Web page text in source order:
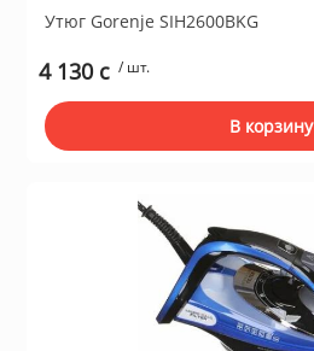
Утюг Gorenje SIH2600BKG
4 130 c / шт.
В корзину